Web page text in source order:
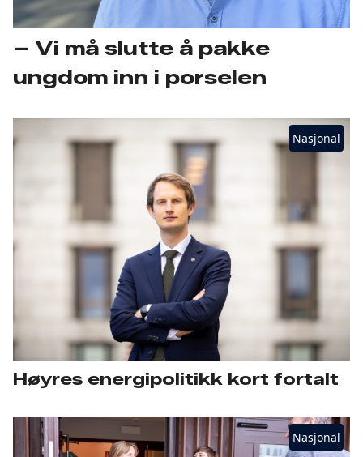
– Vi må slutte å pakke
ungdom inn i porselen
Nasjonal
Høyres energipolitikk kort fortalt
Nasjonal